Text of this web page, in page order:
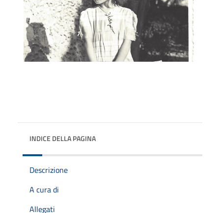
INDICE DELLA PAGINA
Descrizione
A cura di
Allegati